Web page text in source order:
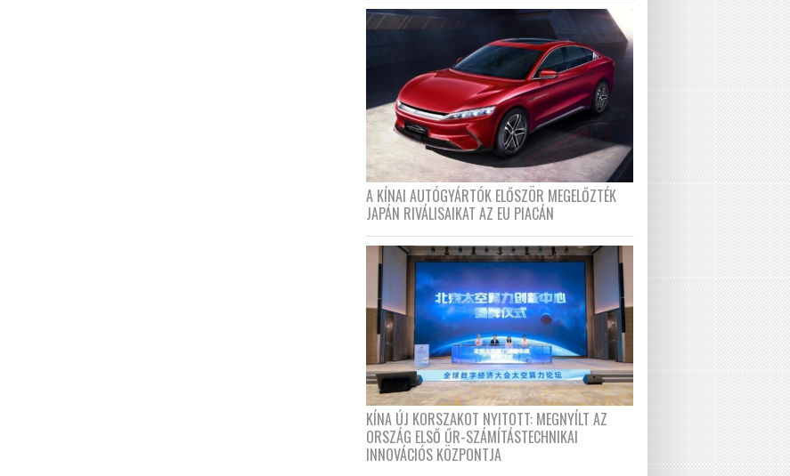
A KÍNAI AUTÓGYÁRTÓK ELŐSZÖR MEGELŐZTÉK
JAPÁN RIVÁLISAIKAT AZ EU PIACÁN
KÍNA ÚJ KORSZAKOT NYITOTT: MEGNYÍLT AZ
ORSZÁG ELSŐ ŰR-SZÁMÍTÁSTECHNIKAI
INNOVÁCIÓS KÖZPONTJA